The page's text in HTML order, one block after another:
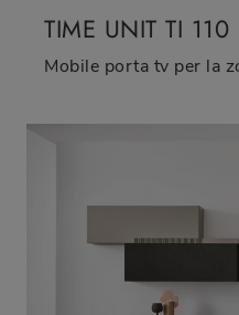
TIME UNIT TI 110